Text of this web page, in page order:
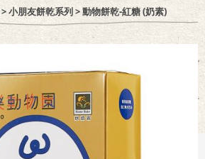
>小朋友餅乾系列> 動物餅乾-紅糖 (奶素)